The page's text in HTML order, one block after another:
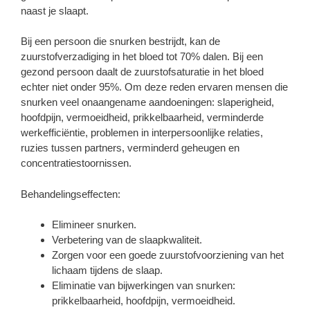
naast je slaapt.
Bij een persoon die snurken bestrijdt, kan de
zuurstofverzadiging in het bloed tot 70% dalen. Bij een
gezond persoon daalt de zuurstofsaturatie in het bloed
echter niet onder 95%. Om deze reden ervaren mensen die
snurken veel onaangename aandoeningen: slaperigheid,
hoofdpijn, vermoeidheid, prikkelbaarheid, verminderde
werkefficiëntie, problemen in interpersoonlijke relaties,
ruzies tussen partners, verminderd geheugen en
concentratiestoornissen.
Behandelingseffecten:
Elimineer snurken.
Verbetering van de slaapkwaliteit.
Zorgen voor een goede zuurstofvoorziening van het
lichaam tijdens de slaap.
Eliminatie van bijwerkingen van snurken:
prikkelbaarheid, hoofdpijn, vermoeidheid.